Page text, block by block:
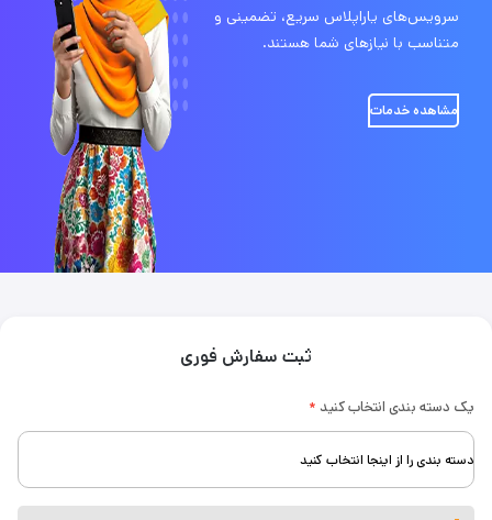
سرویس‌های یاراپلاس سریع، تضمینی و
متناسب با نیازهای شما هستند.
مشاهده خدمات
ثبت سفارش فوری
یک دسته بندی انتخاب کنید
دسته بندی را از اینجا انتخاب کنید